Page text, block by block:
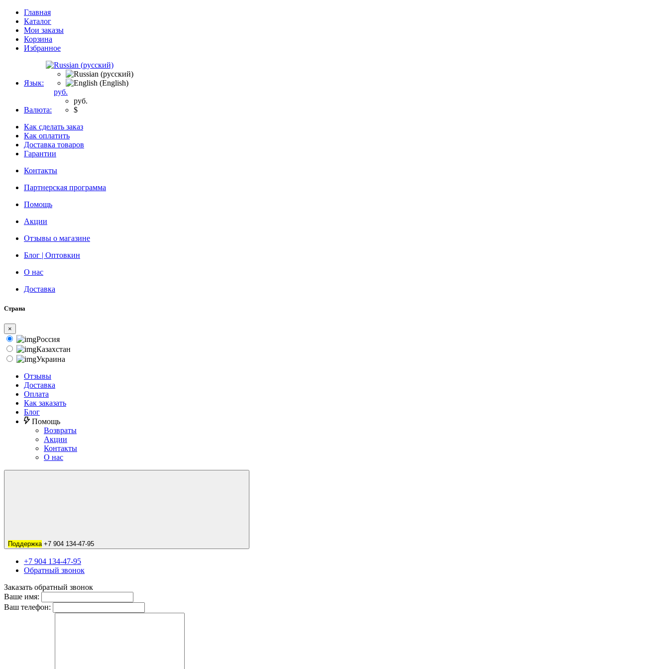
Главная
Каталог
Мои заказы
Корзина
Избранное
Язык:
Валюта:
руб.
руб.
$
Как сделать заказ
Как оплатить
Доставка товаров
Гарантии
Контакты
Партнерская программа
Помощь
Акции
Отзывы о магазине
Блог | Оптовкин
О нас
Доставка
Страна
×
Россия
Казахстан
Украина
Отзывы
Доставка
Оплата
Как заказать
Блог
Помощь
Возвраты
Акции
Контакты
О нас
Поддержка+7 904 134-47-95
+7 904 134-47-95
Обратный звонок
Заказать обратный звонок
Ваше имя:
Ваш телефон: